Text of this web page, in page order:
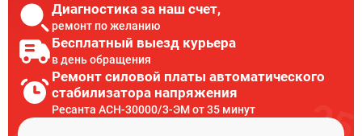
Диагностика за наш счет,
ремонт по желанию
Бесплатный выезд курьера
в день обращения
Ремонт силовой платы автоматического
стабилизатора напряжения
Ресанта АСН-30000/3-ЭМ от 35 минут